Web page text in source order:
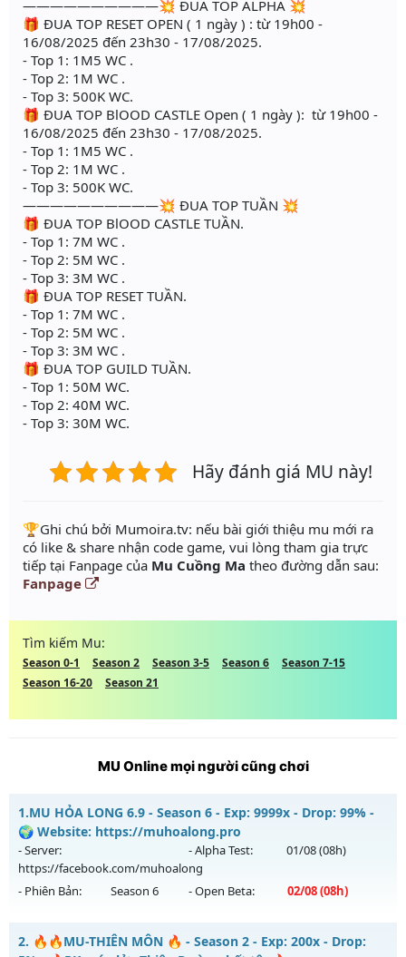
——————————💥 ĐUA TOP ALPHA 💥
🎁 ĐUA TOP RESET OPEN ( 1 ngày ) : từ 19h00 -
16/08/2025 đến 23h30 - 17/08/2025.
- Top 1: 1M5 WC .
- Top 2: 1M WC .
- Top 3: 500K WC.
🎁 ĐUA TOP BlOOD CASTLE Open ( 1 ngày ): từ 19h00 -
16/08/2025 đến 23h30 - 17/08/2025.
- Top 1: 1M5 WC .
- Top 2: 1M WC .
- Top 3: 500K WC.
——————————💥 ĐUA TOP TUẦN 💥
🎁 ĐUA TOP BlOOD CASTLE TUẦN.
- Top 1: 7M WC .
- Top 2: 5M WC .
- Top 3: 3M WC .
🎁 ĐUA TOP RESET TUẦN.
- Top 1: 7M WC .
- Top 2: 5M WC .
- Top 3: 3M WC .
🎁 ĐUA TOP GUILD TUẦN.
- Top 1: 50M WC.
- Top 2: 40M WC.
- Top 3: 30M WC.
Hãy đánh giá MU này!
️🏆Ghi chú bởi Mumoira.tv: nếu bài giới thiệu mu mới ra
có like & share nhận code game, vui lòng tham gia trực
tiếp tại Fanpage của Mu Cuồng Ma theo đường dẫn sau:
Fanpage
Tìm kiếm Mu:
Season 0-1 Season 2 Season 3-5 Season 6
Season 7-15
Season 16-20
Season 21
MU Online mọi người cũng chơi
1.MU HỎA LONG 6.9 - Season 6 - Exp: 9999x - Drop: 99% -
🌍 Website: https://muhoalong.pro
- Server:
https://facebook.com/muhoalong
- Alpha Test: 01/08(08h)
- Phiên Bản: Season 6 - Open Beta: 02/08(08h)
MU HỎA LONG 6.9 - 🌍 Website: https://muhoalong.pro
2. 🔥🔥MU-THIÊN MÔN 🔥 - Season 2 - Exp: 200x - Drop: